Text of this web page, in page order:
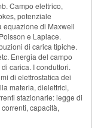
Campo elettrico,
potenziale
equazione di Maxwell
e Laplace.
di carica tipiche.
Energia del campo
carica. I conduttori.
di elettrostatica dei
materia, dielettrici,
stazionarie: legge di
capacità,